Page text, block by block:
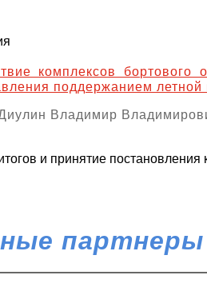
комплексов бортового
поддержанием летной
Владимир
и принятие постановления
партнеры